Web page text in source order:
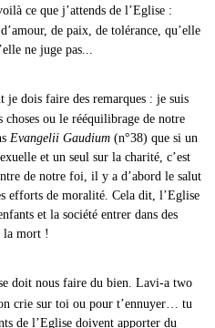
ce que j’attends de l’Eglise :
de paix, de tolérance, qu’elle
ne juge pas...
dois faire des remarques : je suis
choses ou le rééquilibrage de notre
Evangelii Gaudium (n°38) que si un
et un seul sur la charité, c’est
de notre foi, il y a d’abord le salut
efforts de moralité. Cela dit, l’Eglise
et la société entrer dans des
la mort !
doit nous faire du bien. Lavi-a two
crie sur toi ou pour t’ennuyer… tu
de l’Eglise doivent apporter du